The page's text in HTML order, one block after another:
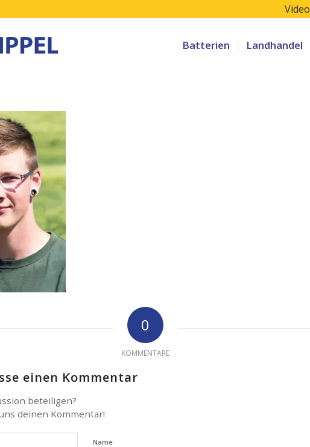
Video
Batterien Landhandel
0
KOMMENTARE
einen Kommentar
beteiligen?
deinen Kommentar!
Name